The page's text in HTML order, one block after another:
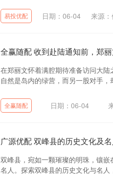
易投优配 日期：06-04 来源
全赢随配 收到赴陆通知前，郑
在郑丽文怀着满腔期待准备访问大
自然是岛内的绿营，而另一股对手
全赢随配 日期：06-04
广源优配 双峰县的历史文化及
双峰县，宛如一颗璀璨的明珠，镶
名人。探索双峰县的历史文化与名